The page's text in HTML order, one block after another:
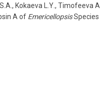
S A ., Kokaeva Y., Timofeeva A
A of EmericellopsisSpecies